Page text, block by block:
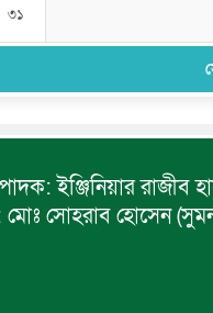
৩১
ইঞ্জিনিয়ার রাজীব
মোঃ সোহরাব হোসেন